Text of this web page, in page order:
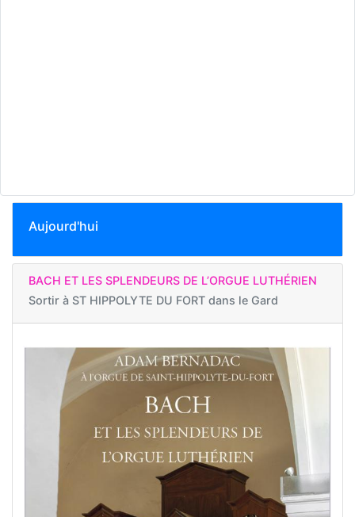
Aujourd'hui
BACH ET LES SPLENDEURS DE L’ORGUE LUTHÉRIEN
Sortir à ST HIPPOLYTE DU FORT dans le Gard